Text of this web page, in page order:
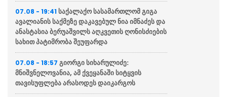
07.08 - 19:41 საქალაქო სასამართლომ გიგა
ავალიანის საქმეზე დაკავებულ ნია იმნაძეს და
ანასტასია ბერუაშვილს აღკვეთის ღონისძიების
სახით პატიმრობა შეუფარდა
07.08 - 18:57 გიორგი სიხარულიძე:
მნიშვნელოვანია, ამ ქვეყანაში სიტყვის
თავისუფლება არასოდეს დაიკარგოს